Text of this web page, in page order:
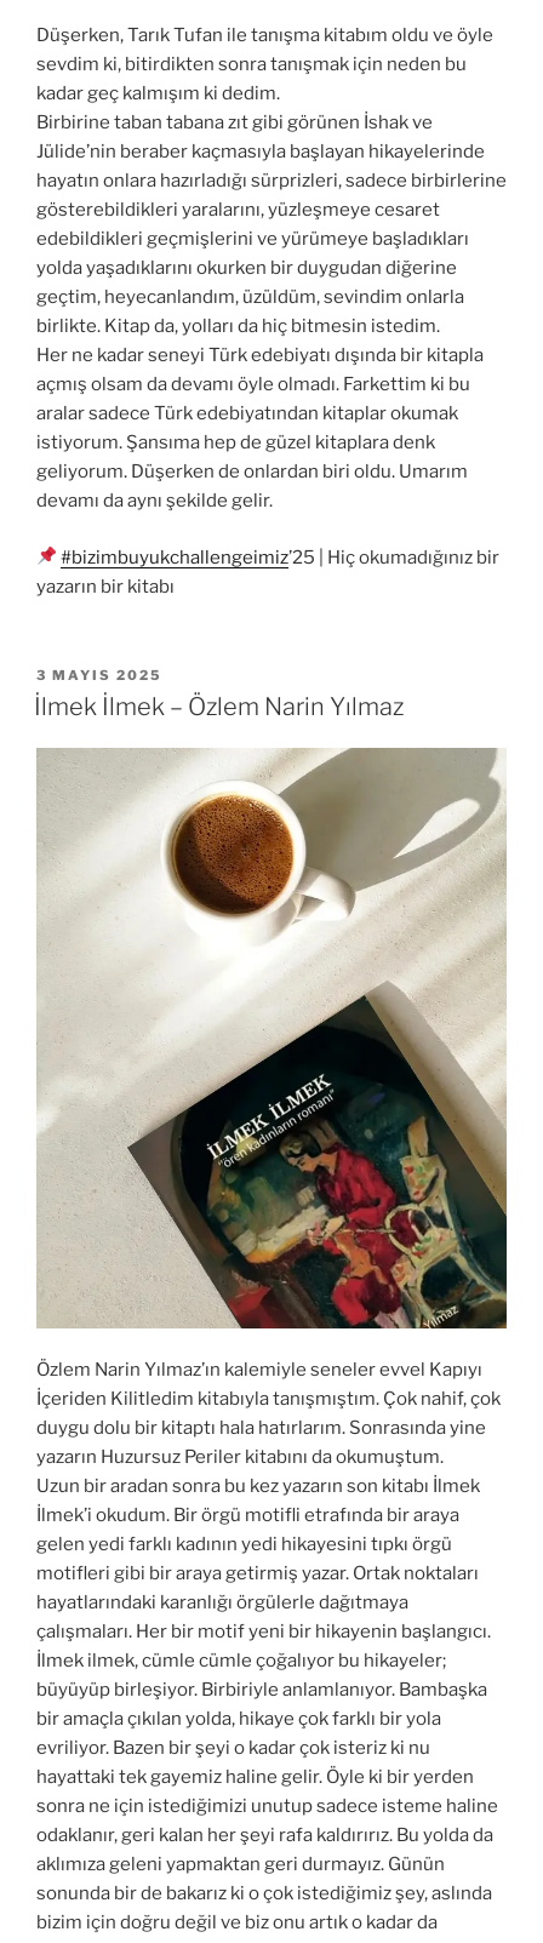
Düşerken, Tarık Tufan ile tanışma kitabım oldu ve öyle
sevdim ki, bitirdikten sonra tanışmak için neden bu
kadar geç kalmışım ki dedim.
Birbirine taban tabana zıt gibi görünen İshak ve
Jülide’nin beraber kaçmasıyla başlayan hikayelerinde
hayatın onlara hazırladığı sürprizleri, sadece birbirlerine
gösterebildikleri yaralarını, yüzleşmeye cesaret
edebildikleri geçmişlerini ve yürümeye başladıkları
yolda yaşadıklarını okurken bir duygudan diğerine
geçtim, heyecanlandım, üzüldüm, sevindim onlarla
birlikte. Kitap da, yolları da hiç bitmesin istedim.
Her ne kadar seneyi Türk edebiyatı dışında bir kitapla
açmış olsam da devamı öyle olmadı. Farkettim ki bu
aralar sadece Türk edebiyatından kitaplar okumak
istiyorum. Şansıma hep de güzel kitaplara denk
geliyorum. Düşerken de onlardan biri oldu. Umarım
devamı da aynı şekilde gelir.
#bizimbuyukchallengeimiz’25 | Hiç okumadığınız bir
yazarın bir kitabı
YAYIM
TARIHI
3 MAYIS 2025
İlmek İlmek – Özlem Narin Yılmaz
Özlem Narin Yılmaz’ın kalemiyle seneler evvel Kapıyı
İçeriden Kilitledim kitabıyla tanışmıştım. Çok nahif, çok
duygu dolu bir kitaptı hala hatırlarım. Sonrasında yine
yazarın Huzursuz Periler kitabını da okumuştum.
Uzun bir aradan sonra bu kez yazarın son kitabı İlmek
İlmek’i okudum. Bir örgü motifli etrafında bir araya
gelen yedi farklı kadının yedi hikayesini tıpkı örgü
motifleri gibi bir araya getirmiş yazar. Ortak noktaları
hayatlarındaki karanlığı örgülerle dağıtmaya
çalışmaları. Her bir motif yeni bir hikayenin başlangıcı.
İlmek ilmek, cümle cümle çoğalıyor bu hikayeler;
büyüyüp birleşiyor. Birbiriyle anlamlanıyor. Bambaşka
bir amaçla çıkılan yolda, hikaye çok farklı bir yola
evriliyor. Bazen bir şeyi o kadar çok isteriz ki nu
hayattaki tek gayemiz haline gelir. Öyle ki bir yerden
sonra ne için istediğimizi unutup sadece isteme haline
odaklanır, geri kalan her şeyi rafa kaldırırız. Bu yolda da
aklımıza geleni yapmaktan geri durmayız. Günün
sonunda bir de bakarız ki o çok istediğimiz şey, aslında
bizim için doğru değil ve biz onu artık o kadar da